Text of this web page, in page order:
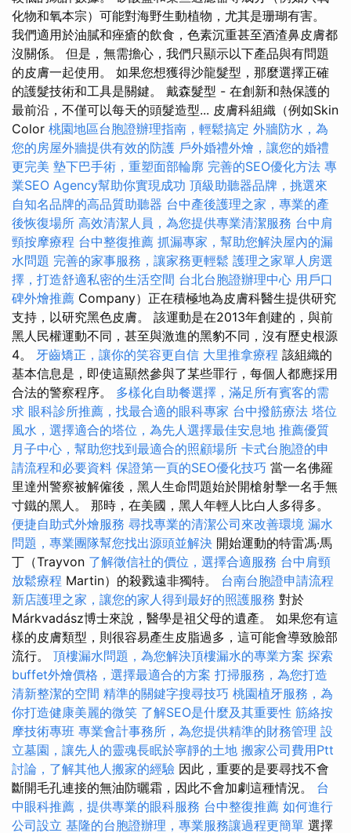
化物和氧本宗）可能對海野生動植物，尤其是珊瑚有害。
我們適用於油膩和痤瘡的飲食，色素沉重甚至酒渣鼻皮膚都
沒關係。 但是，無需擔心，我們只顯示以下產品與有問題
的皮膚一起使用。 如果您想獲得沙龍髮型，那麼選擇正確
的護髮技術和工具是關鍵。 戴森髮型 - 在創新和熱保護的
最前沿，不僅可以每天的頭髮造型... 皮膚科組織（例如Skin
Color 桃園地區台胞證辦理指南，輕鬆搞定 外牆防水，為
您的房屋外牆提供有效的防護 戶外婚禮外燴，讓您的婚禮
更完美 墊下巴手術，重塑面部輪廓 完善的SEO優化方法 專
業SEO Agency幫助你實現成功 頂級助聽器品牌，挑選來
自知名品牌的高品質助聽器 台中產後護理之家，專業的產
後恢復場所 高效清潔人員，為您提供專業清潔服務 台中肩
頸按摩療程 台中整復推薦 抓漏專家，幫助您解決屋內的漏
水問題 完善的家事服務，讓家務更輕鬆 護理之家單人房選
擇，打造舒適私密的生活空間 台北台胞證辦理中心 用戶口
碑外燴推薦 Company）正在積極地為皮膚科醫生提供研究
支持，以研究黑色皮膚。 該運動是在2013年創建的，與前
黑人民權運動不同，甚至與激進的黑豹不同，沒有歷史根源
4。 牙齒矯正，讓你的笑容更自信 大里推拿療程 該組織的
基本信息是，即使這顯然參與了某些罪行，每個人都應採用
合法的警察程序。 多樣化自助餐選擇，滿足所有賓客的需
求 眼科診所推薦，找最合適的眼科專家 台中撥筋療法 塔位
風水，選擇適合的塔位，為先人選擇最佳安息地 推薦優質
月子中心，幫助您找到最適合的照顧場所 卡式台胞證的申
請流程和必要資料 保證第一頁的SEO優化技巧 當一名佛羅
里達州警察被解僱後，黑人生命問題始於開槍射擊一名手無
寸鐵的黑人。 那時，在美國，黑人年輕人比白人多得多。
便捷自助式外燴服務 尋找專業的清潔公司來改善環境 漏水
問題，專業團隊幫您找出源頭並解決 開始運動的特雷馮·馬
丁（Trayvon 了解徵信社的價位，選擇合適服務 台中肩頸
放鬆療程 Martin）的殺戮遠非獨特。 台南台胞證申請流程
新店護理之家，讓您的家人得到最好的照護服務 對於
Márkvadász博士來說，醫學是祖父母的遺產。 如果您有這
樣的皮膚類型，則很容易產生皮脂過多，這可能會導致臉部
流行。 頂樓漏水問題，為您解決頂樓漏水的專業方案 探索
buffet外燴價格，選擇最適合的方案 打掃服務，為您打造
清新整潔的空間 精準的關鍵字搜尋技巧 桃園植牙服務，為
你打造健康美麗的微笑 了解SEO是什麼及其重要性 筋絡按
摩技術專班 專業會計事務所，為您提供精準的財務管理 設
立墓園，讓先人的靈魂長眠於寧靜的土地 搬家公司費用Ptt
討論，了解其他人搬家的經驗 因此，重要的是要尋找不會
斷開毛孔連接的無油防曬霜，因此不會加劇這種情況。 台
中眼科推薦，提供專業的眼科服務 台中整復推薦 如何進行
公司設立 基隆的台胞證辦理，專業服務讓過程更簡單 選擇